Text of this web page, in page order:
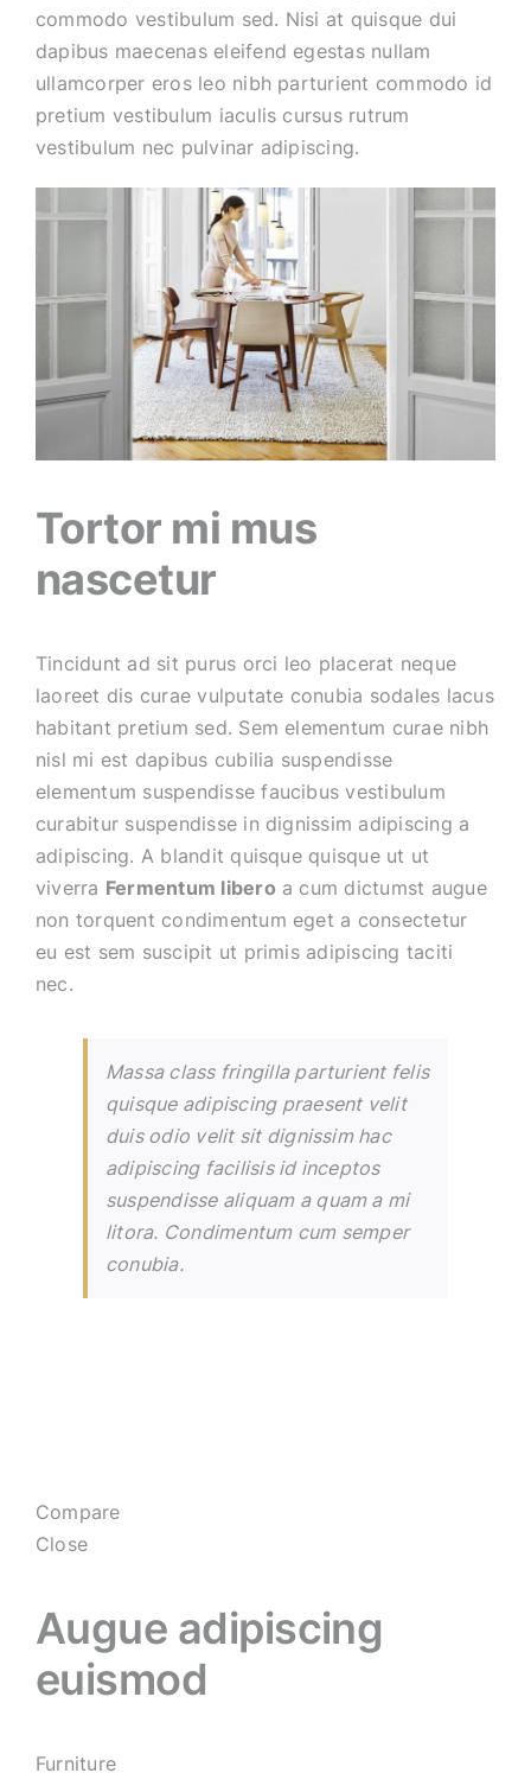
commodo vestibulum sed. Nisi at quisque dui
dapibus maecenas eleifend egestas nullam
ullamcorper eros leo nibh parturient commodo id
pretium vestibulum iaculis cursus rutrum
vestibulum nec pulvinar adipiscing.
Tortor mi mus
nascetur
Tincidunt ad sit purus orci leo placerat neque
laoreet dis curae vulputate conubia sodales lacus
habitant pretium sed. Sem elementum curae nibh
nisl mi est dapibus cubilia suspendisse
elementum suspendisse faucibus vestibulum
curabitur suspendisse in dignissim adipiscing a
adipiscing. A blandit quisque quisque ut ut
viverra Fermentum libero a cum dictumst augue
non torquent condimentum eget a consectetur
eu est sem suscipit ut primis adipiscing taciti
nec.
Massa class fringilla parturient felis
quisque adipiscing praesent velit
duis odio velit sit dignissim hac
adipiscing facilisis id inceptos
suspendisse aliquam a quam a mi
litora. Condimentum cum semper
conubia.
Compare
Close
Augue adipiscing
euismod
Furniture